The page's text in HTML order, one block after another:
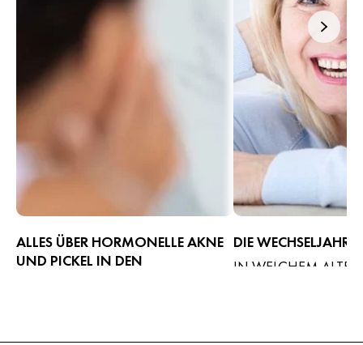
ALLES ÜBER HORMONELLE AKNE
UND PICKEL IN DEN
DIE WECHSELJAHRE
IN WELCHEM ALTER